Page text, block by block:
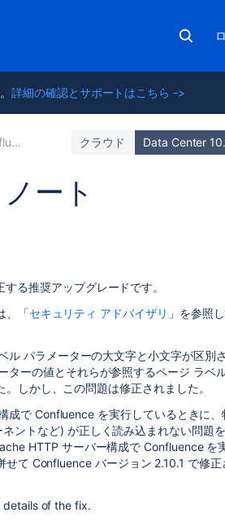
詳細の確認とサポートはこちら ->
ース クラウド Data Center
ート
る推奨アップグレードです。
、「セキュリティ アドバイザリ 」を参照
ル パラメーターの大文字と小文字が区別
ーの値とそれらが参照するページ ラベ
しかし、この問題は修正されました。
成で Confluence を実行しているときに、
ントなど) が正しく読み込まれない問題
HTTP サーバー構成で Confluence を
て Confluence バージョン 2.10.1 で修正
details of the fix.